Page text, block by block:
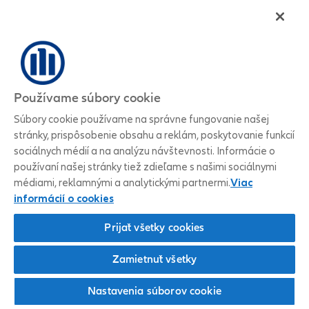
Používame súbory cookie
Súbory cookie používame na správne fungovanie našej
stránky, prispôsobenie obsahu a reklám, poskytovanie funkcií
sociálnych médií a na analýzu návštevnosti. Informácie o
používaní našej stránky tiež zdieľame s našimi sociálnymi
médiami, reklamnými a analytickými partnermi.Viac
informácií o cookies
Prijať všetky cookies
Zamietnuť všetky
Nastavenia súborov cookie